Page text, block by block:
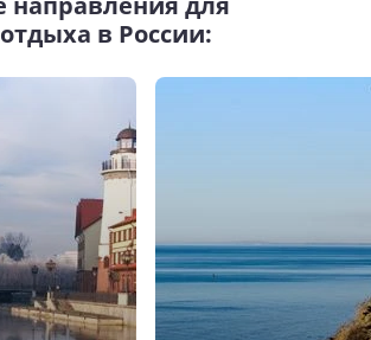
в России: